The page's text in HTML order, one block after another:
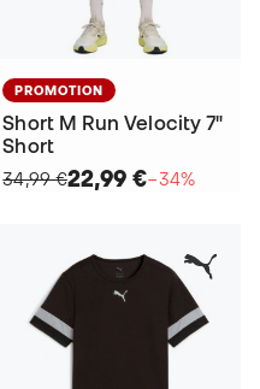
PROMOTION
Short M Run Velocity 7"
Short
34,99 €22,99 €−34%